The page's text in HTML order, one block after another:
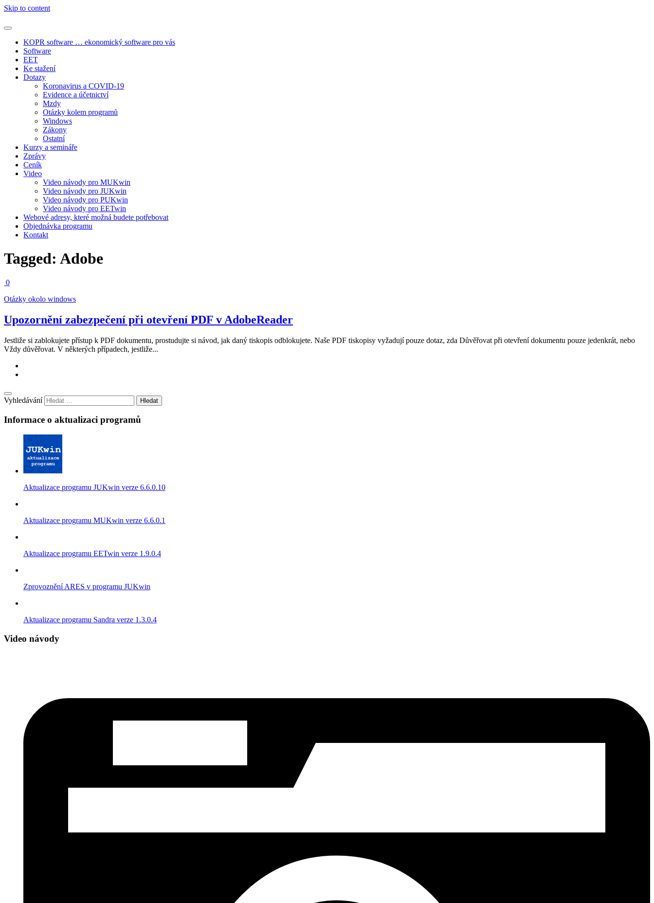
Skip to content
KOPR software … ekonomický software pro vás
Software
EET
Ke stažení
Dotazy
Koronavirus a COVID-19
Evidence a účetnictví
Mzdy
Otázky kolem programů
Windows
Zákony
Ostatní
Kurzy a semináře
Zprávy
Ceník
Video
Video návody pro MUKwin
Video návody pro JUKwin
Video návody pro PUKwin
Video návody pro EETwin
Webové adresy, které možná budete potřebovat
Objednávka programu
Kontakt
Tagged: Adobe
0
Otázky okolo windows
Upozornění zabezpečení při otevření PDF v AdobeReader
Jestliže si zablokujete přístup k PDF dokumentu, prostudujte si návod, jak daný tiskopis odblokujete. Naše PDF tiskopisy vyžadují pouze dotaz, zda Důvěřovat při otevření dokumentu pouze jedenkrát, nebo
Vždy důvěřovat. V některých případech, jestliže...
Vyhledávání
Informace o aktualizaci programů
Aktualizace programu JUKwin verze 6.6.0.10
Aktualizace programu MUKwin verze 6.6.0.1
Aktualizace programu EETwin verze 1.9.0.4
Zprovoznění ARES v programu JUKwin
Aktualizace programu Sandra verze 1.3.0.4
Video návody